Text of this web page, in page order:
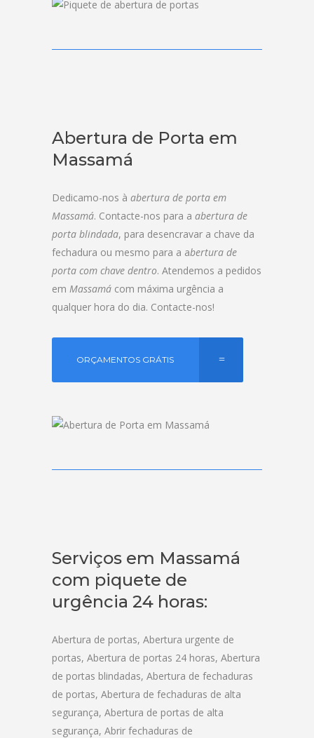
Abertura de Porta em
Massamá
Dedicamo-nos à abertura de porta em
Massamá. Contacte-nos para a abertura de
porta blindada, para desencravar a chave da
fechadura ou mesmo para a abertura de
porta com chave dentro. Atendemos a pedidos
em Massamá com máxima urgência a
qualquer hora do dia. Contacte-nos!
ORÇAMENTOS GRÁTIS
Serviços em Massamá
com piquete de
urgência 24 horas:
Abertura de portas, Abertura urgente de
portas, Abertura de portas 24 horas, Abertura
de portas blindadas, Abertura de fechaduras
de portas, Abertura de fechaduras de alta
segurança, Abertura de portas de alta
segurança, Abrir fechaduras de